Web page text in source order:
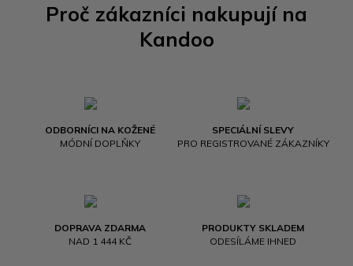
Proč zákazníci nakupují na
Kandoo
ODBORNÍCI NA KOŽENÉ
MÓDNÍ DOPLŇKY
SPECIÁLNÍ SLEVY
PRO REGISTROVANÉ ZÁKAZNÍKY
DOPRAVA ZDARMA
NAD 1 444 KČ
PRODUKTY SKLADEM
ODESÍLÁME IHNED